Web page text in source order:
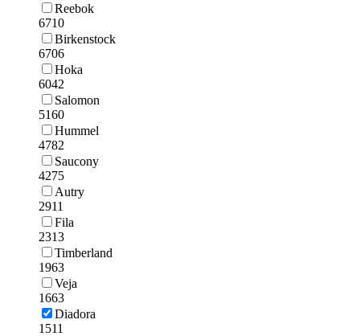
Reebok
6710
Birkenstock
6706
Hoka
6042
Salomon
5160
Hummel
4782
Saucony
4275
Autry
2911
Fila
2313
Timberland
1963
Veja
1663
Diadora
1511